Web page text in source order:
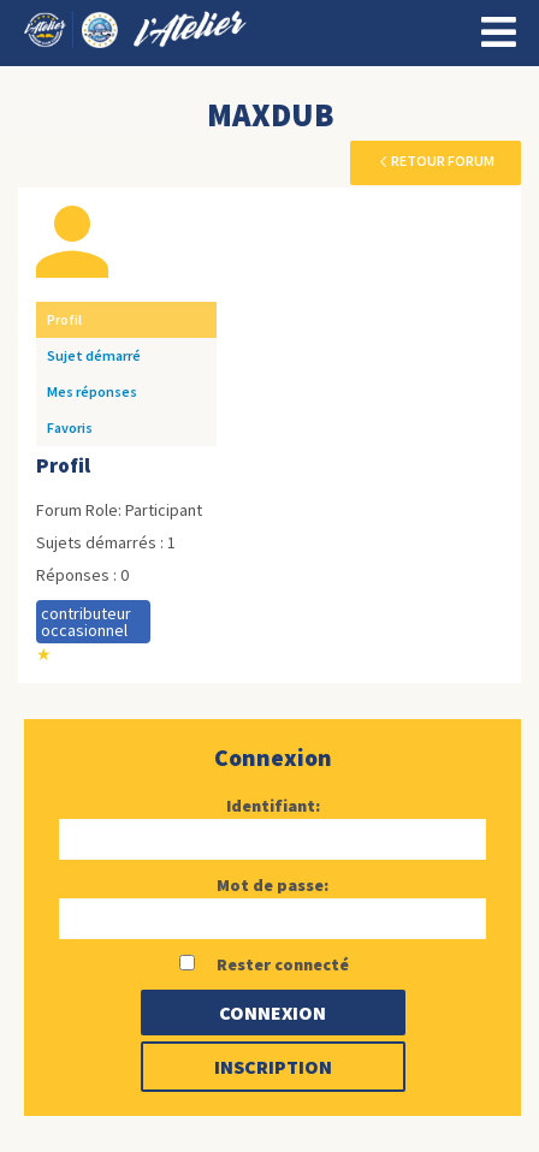
MAXDUB
RETOUR FORUM
Profil
Sujet démarré
Mes réponses
Favoris
Profil
Forum Role: Participant
Sujets démarrés : 1
Réponses : 0
contributeur
occasionnel
★
Connexion
Identifiant:
Mot de passe:
Rester connecté
CONNEXION
INSCRIPTION